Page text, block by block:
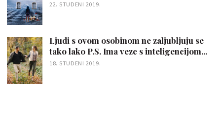
22. STUDENI 2019.
Ljudi s ovom osobinom ne zaljubljuju se
tako lako P.S. Ima veze s inteligencijom...
18. STUDENI 2019.